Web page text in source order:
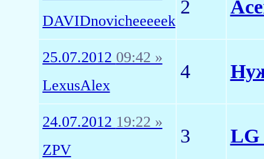
DAVIDnovicheeeeek
2
25.07.2012 09:42 »
LexusAlex
4
24.07.2012 19:22 »
ZPV
3 LG